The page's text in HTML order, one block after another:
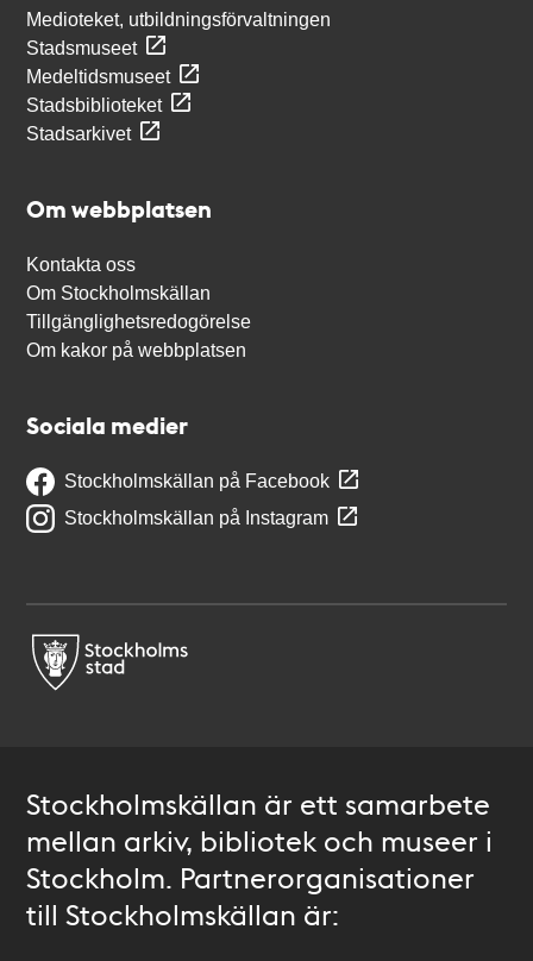
Medioteket, utbildningsförvaltningen
Stadsmuseet
Medeltidsmuseet
Stadsbiblioteket
Stadsarkivet
Om webbplatsen
Kontakta oss
Om Stockholmskällan
Tillgänglighetsredogörelse
Om kakor på webbplatsen
Sociala medier
Stockholmskällan på Facebook
Stockholmskällan på Instagram
Stockholmskällan är ett samarbete
mellan arkiv, bibliotek och museer i
Stockholm. Partnerorganisationer
till Stockholmskällan är: